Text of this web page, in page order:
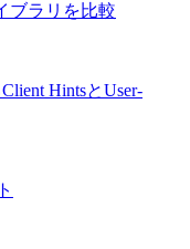
ブラリを比較
HintsとUser-